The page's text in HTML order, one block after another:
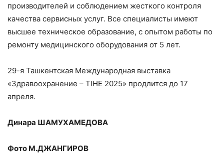
производителей и соблюдением жесткого контроля
качества сервисных услуг. Все специалисты имеют
высшее техническое образование, с опытом работы по
ремонту медицинского оборудования от 5 лет.
29-я Ташкентская Международная выставка
«Здравоохранение – TIHE 2025» продлится до 17
апреля.
Динара ШАМУХАМЕДОВА
Фото М.ДЖАНГИРОВ